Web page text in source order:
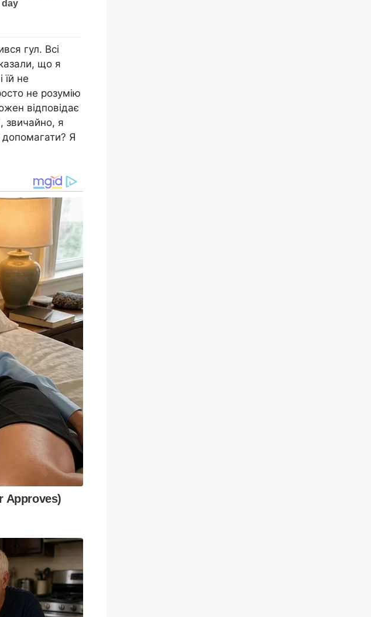
гул. Всі
що я
їй не
не розумію
відповідає
звичайно, я
Я